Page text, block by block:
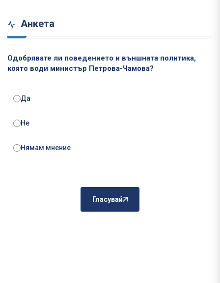
Анкета
Одобрявате ли поведението и външната политика,
която води министър Петрова-Чамова?
Да
Не
Нямам мнение
Гласувай